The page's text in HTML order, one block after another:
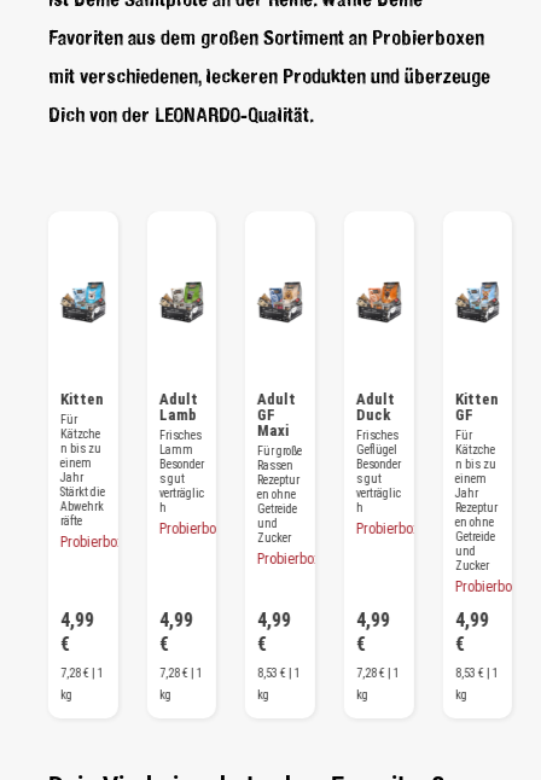
Favoriten aus dem großen Sortiment an Probierboxen
mit verschiedenen, leckeren Produkten und überzeuge
Dich von der LEONARDO-Qualität.
Kitten
Für
Kätzche
n bis zu
einem
Jahr
Stärkt die
Abwehrk
räfte
Probierbox
4,99
€
7,28 € | 1
kg
Adult
Lamb
Frisches
Lamm
Besonder
s gut
verträglic
h
Probierbox
4,99
€
7,28 € | 1
kg
Adult
GF
Maxi
Für große
Rassen
Rezeptur
en ohne
Getreide
und
Zucker
Probierbox
4,99
€
8,53 € | 1
kg
Adult
Duck
Frisches
Geflügel
Besonder
s gut
verträglic
h
Probierbox
4,99
€
7,28 € | 1
kg
Kitten
GF
Für
Kätzche
n bis zu
einem
Jahr
Rezeptur
en ohne
Getreide
und
Zucker
Probierbox
4,99
€
8,53 € | 1
kg